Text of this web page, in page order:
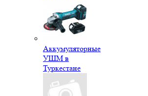
Аккумуляторные
УШМ в
Туркестане